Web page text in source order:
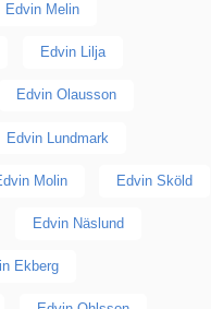
Edvin Melin
Edvin Lilja
Edvin Olausson
Edvin Lundmark
Molin Edvin Sköld
Edvin Näslund
Ekberg